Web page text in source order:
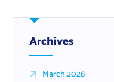
Archives
March 2026